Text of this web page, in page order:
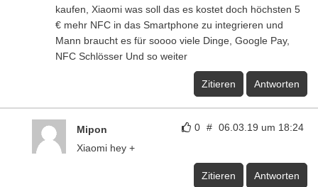
kaufen, Xiaomi was soll das es kostet doch höchsten 5
€ mehr NFC in das Smartphone zu integrieren und
Mann braucht es für soooo viele Dinge, Google Pay,
NFC Schlösser Und so weiter
Zitieren Antworten
0 # 06.03.19 um 18:24
Mipon
Xiaomi hey +
Zitieren Antworten